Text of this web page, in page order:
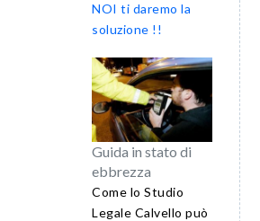
NOI ti daremo la
soluzione !!
Guida in stato di
ebbrezza
Come lo Studio
Legale Calvello può